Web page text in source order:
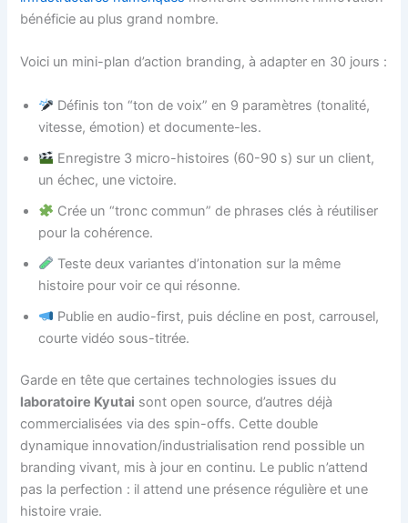
bénéficie au plus grand nombre.
Voici un mini-plan d’action branding, à adapter en 30 jours :
Définis ton “ton de voix” en 9 paramètres (tonalité,
vitesse, émotion) et documente-les.
Enregistre 3 micro-histoires (60-90 s) sur un client,
un échec, une victoire.
Crée un “tronc commun” de phrases clés à réutiliser
pour la cohérence.
Teste deux variantes d’intonation sur la même
histoire pour voir ce qui résonne.
Publie en audio-first, puis décline en post, carrousel,
courte vidéo sous-titrée.
Garde en tête que certaines technologies issues du
laboratoire Kyutai sont open source, d’autres déjà
commercialisées via des spin-offs. Cette double
dynamique innovation/industrialisation rend possible un
branding vivant, mis à jour en continu. Le public n’attend
pas la perfection : il attend une présence régulière et une
histoire vraie.